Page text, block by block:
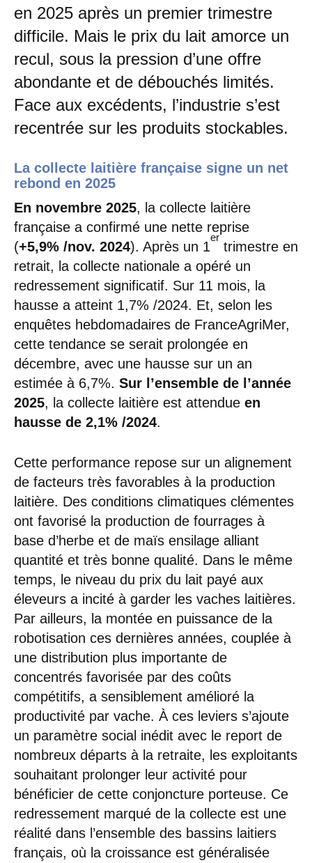
en 2025 après un premier trimestre
difficile. Mais le prix du lait amorce un
recul, sous la pression d’une offre
abondante et de débouchés limités.
Face aux excédents, l’industrie s’est
recentrée sur les produits stockables.
La collecte laitière française signe un net
rebond en 2025
En novembre 2025, la collecte laitière
française a confirmé une nette reprise
(+5,9% /nov. 2024). Après un 1
er
trimestre en
retrait, la collecte nationale a opéré un
redressement significatif. Sur 11 mois, la
hausse a atteint 1,7% /2024. Et, selon les
enquêtes hebdomadaires de FranceAgriMer,
cette tendance se serait prolongée en
décembre, avec une hausse sur un an
estimée à 6,7%. Sur l’ensemble de l’année
2025, la collecte laitière est attendue en
hausse de 2,1% /2024.
Cette performance repose sur un alignement
de facteurs très favorables à la production
laitière. Des conditions climatiques clémentes
ont favorisé la production de fourrages à
base d’herbe et de maïs ensilage alliant
quantité et très bonne qualité. Dans le même
temps, le niveau du prix du lait payé aux
éleveurs a incité à garder les vaches laitières.
Par ailleurs, la montée en puissance de la
robotisation ces dernières années, couplée à
une distribution plus importante de
concentrés favorisée par des coûts
compétitifs, a sensiblement amélioré la
productivité par vache. À ces leviers s’ajoute
un paramètre social inédit avec le report de
nombreux départs à la retraite, les exploitants
souhaitant prolonger leur activité pour
bénéficier de cette conjoncture porteuse. Ce
redressement marqué de la collecte est une
réalité dans l’ensemble des bassins laitiers
français, où la croissance est généralisée